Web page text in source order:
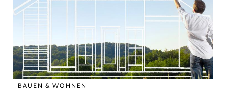
BAUEN & WOHNEN